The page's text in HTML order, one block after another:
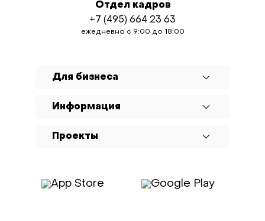
Для бизнеса
Информация
Проекты
Отдел кадров
+7 (495) 664 23 63
ежедневно с 9:00 до 18:00